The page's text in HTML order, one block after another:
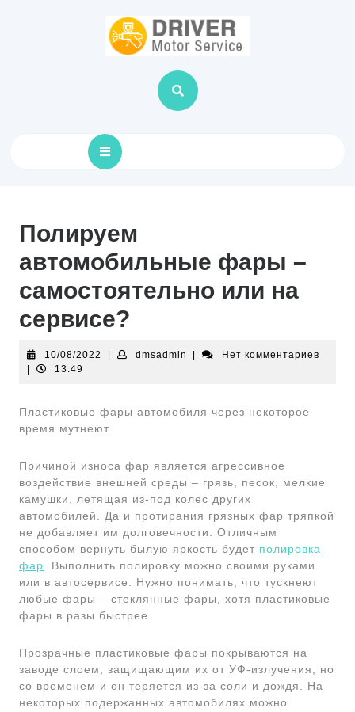
Open
Полируем
автомобильные фары –
самостоятельно или на
сервисе?
10/08/2022 10/08/2022dmsadmin dmsadminНет комментариев
13:49
Пластиковые фары автомобиля через некоторое
время мутнеют.
Причиной износа фар является агрессивное
воздействие внешней среды – грязь, песок, мелкие
камушки, летящая из-под колес других
автомобилей. Да и протирания грязных фар тряпкой
не добавляет им долговечности. Отличным
способом вернуть былую яркость будет полировка
фар . Выполнить полировку можно своими руками
или в автосервисе. Нужно понимать, что тускнеют
любые фары – стеклянные фары, хотя пластиковые
фары в разы быстрее.
Прозрачные пластиковые фары покрываются на
заводе слоем, защищающим их от УФ-излучения, но
со временем и он теряется из-за соли и дождя. На
некоторых подержанных автомобилях можно